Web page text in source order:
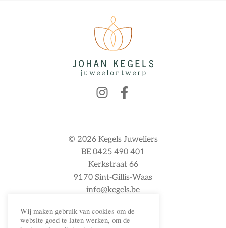
© 2026 Kegels Juweliers
BE 0425 490 401
Kerkstraat 66
9170 Sint-Gillis-Waas
info@kegels.be
Wij maken gebruik van cookies om de
website goed te laten werken, om de